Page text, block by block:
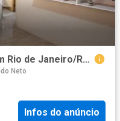
Casa / Sobrado para Venda em Rio de Janeiro/RJ Curicica 5 Quartos
Neto
Infos do anúncio